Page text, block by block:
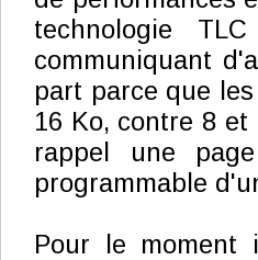
technologie
communiquant
part parce que
16 Ko, contre 8
rappel une
programmable
Pour le moment